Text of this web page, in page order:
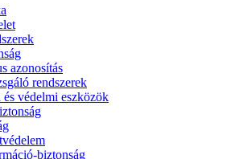
azonosítás
rendszerek
és védelmi eszközök
biztonság